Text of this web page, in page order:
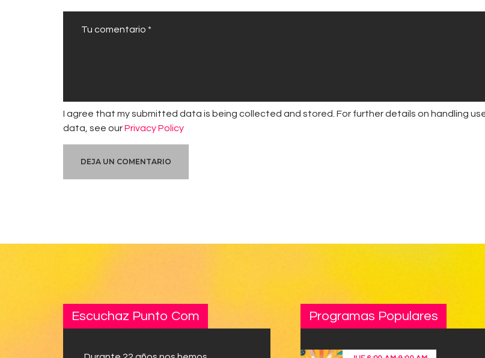
I agree that my submitted data is being collected and stored. For further details on handling
data, see ourPrivacy Policy
Escuchaz Punto Com Programas Populares